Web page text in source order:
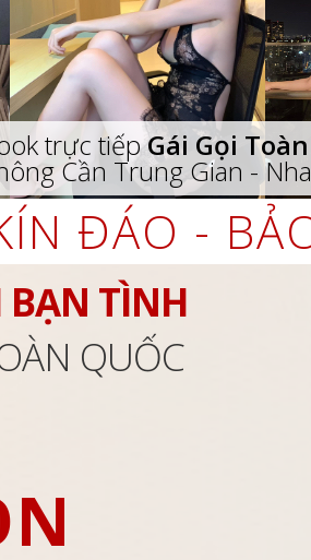
trực tiếpGái Gọi
Cần Trung Gian -
ĐÁO -
BẠN TÌNH
QUỐC